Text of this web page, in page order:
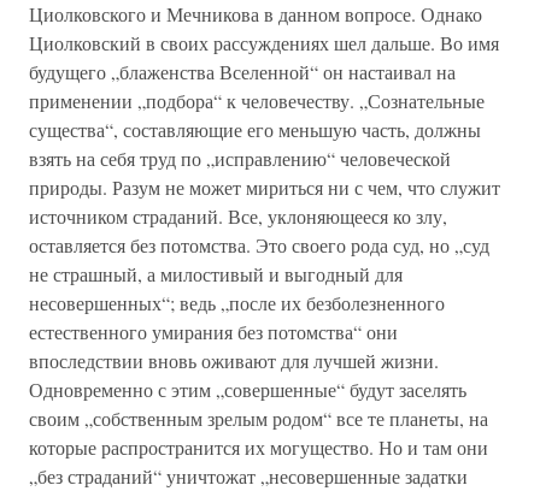
Циолковского и Мечникова в данном вопросе. Однако
Циолковский в своих рассуждениях шел дальше. Во имя
будущего „блаженства Вселенной“ он настаивал на
применении „подбора“ к человечеству. „Сознательные
существа“, составляющие его меньшую часть, должны
взять на себя труд по „исправлению“ человеческой
природы. Разум не может мириться ни с чем, что служит
источником страданий. Все, уклоняющееся ко злу,
оставляется без потомства. Это своего рода суд, но „суд
не страшный, а милостивый и выгодный для
несовершенных“; ведь „после их безболезненного
естественного умирания без потомства“ они
впоследствии вновь оживают для лучшей жизни.
Одновременно с этим „совершенные“ будут заселять
своим „собственным зрелым родом“ все те планеты, на
которые распространится их могущество. Но и там они
„без страданий“ уничтожат „несовершенные задатки